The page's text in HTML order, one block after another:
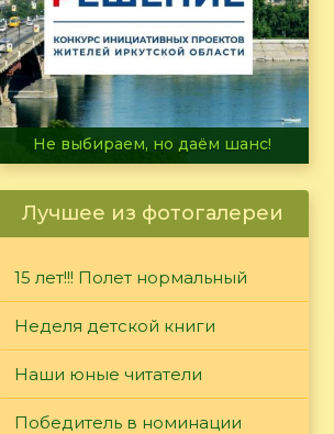
В огне не горит, в воде не тонет
Лучшее из фотогалереи
15 лет!!! Полет нормальный
Неделя детской книги
Наши юные читатели
Победитель в номинации